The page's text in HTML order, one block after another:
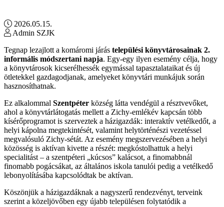
2026.05.15.
Admin SZJK
Tegnap lezajlott a komáromi járás települési könyvtárosainak 2.
informális módszertani napja. Egy-egy ilyen esemény célja, hogy
a könyvtárosok kicserélhessék egymással tapasztalataikat és új
ötletekkel gazdagodjanak, amelyeket könyvtári munkájuk során
hasznosíthatnak.
Ez alkalommal Szentpéter község látta vendégül a résztvevőket,
ahol a könyvtárlátogatás mellett a Zichy-emlékév kapcsán több
kísérőprogramot is szerveztek a házigazdák: interaktív vetélkedőt, a
helyi kápolna megtekintését, valamint helytörténészi vezetéssel
megvalósuló Zichy-sétát. Az esemény megszervezésében a helyi
közösség is aktívan kivette a részét: megkóstolhattuk a helyi
specialitást – a szentpéteri „kúcsos” kalácsot, a finomabbnál
finomabb pogácsákat, az általános iskola tanulói pedig a vetélkedő
lebonyolításába kapcsolódtak be aktívan.
Köszönjük a házigazdáknak a nagyszerű rendezvényt, terveink
szerint a közeljövőben egy újabb településen folytatódik a